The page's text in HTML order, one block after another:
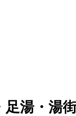
湯・湯